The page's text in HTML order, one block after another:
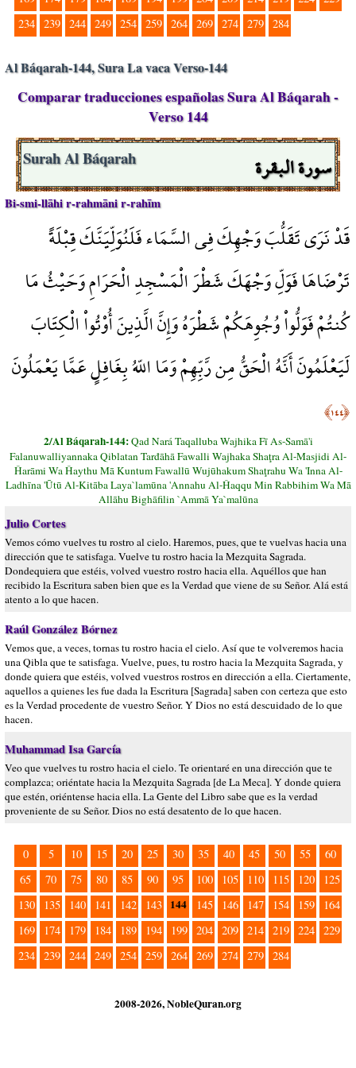
234 239 244 249 254 259 264 269 274 279 284
Al Báqarah-144, Sura La vaca Verso-144
Comparar traducciones españolas Sura Al Báqarah -
Verso 144
سورة البقرة Surah Al Báqarah
Bi-smi-llāhi r-rahmāni r-rahīm
قَدْ نَرَى تَقَلُّبَ وَجْهِكَ فِي السَّمَاء فَلَنُوَلِّيَنَّكَ قِبْلَةً
تَرْضَاهَا فَوَلِّ وَجْهَكَ شَطْرَ الْمَسْجِدِ الْحَرَامِ وَحَيْثُ مَا
كُنتُمْ فَوَلُّواْ وُجُوِهَكُمْ شَطْرَهُ وَإِنَّ الَّذِينَ أُوْتُواْ الْكِتَابَ
لَيَعْلَمُونَ أَنَّهُ الْحَقُّ مِن رَّبِّهِمْ وَمَا اللّهُ بِغَافِلٍ عَمَّا يَعْمَلُونَ
﴿١٤٤﴾
2/Al Báqarah-144:Qad Nará Taqalluba Wajhika Fī As-Samā'i
Falanuwalliyannaka Qiblatan Tarđāhā Fawalli Wajhaka Shaţra Al-Masjidi Al-
Ĥarāmi Wa Ĥaythu Mā Kuntum Fawallū Wujūhakum Shaţrahu Wa 'Inna Al-
Ladhīna 'Ūtū Al-Kitāba Laya`lamūna 'Annahu Al-Ĥaqqu Min Rabbihim Wa Mā
Allāhu Bighāfilin `Ammā Ya`malūna
Julio Cortes
Vemos cómo vuelves tu rostro al cielo. Haremos, pues, que te vuelvas hacia una
dirección que te satisfaga. Vuelve tu rostro hacia la Mezquita Sagrada.
Dondequiera que estéis, volved vuestro rostro hacia ella. Aquéllos que han
recibido la Escritura saben bien que es la Verdad que viene de su Señor. Alá está
atento a lo que hacen.
Raúl González Bórnez
Vemos que, a veces, tornas tu rostro hacia el cielo. Así que te volveremos hacia
una Qibla que te satisfaga. Vuelve, pues, tu rostro hacia la Mezquita Sagrada, y
donde quiera que estéis, volved vuestros rostros en dirección a ella. Ciertamente,
aquellos a quienes les fue dada la Escritura [Sagrada] saben con certeza que esto
es la Verdad procedente de vuestro Señor. Y Dios no está descuidado de lo que
hacen.
Muhammad Isa García
Veo que vuelves tu rostro hacia el cielo. Te orientaré en una dirección que te
complazca; oriéntate hacia la Mezquita Sagrada [de La Meca]. Y donde quiera
que estén, oriéntense hacia ella. La Gente del Libro sabe que es la verdad
proveniente de su Señor. Dios no está desatento de lo que hacen.
0 5 10 15 20 25 30 35 40 45 50 55
60
65
70 75 80 85 90 95 100 105 110 115 120
125
130
135 140 141 142 143 144 145 146 147 154 159
164
169
174 179 184 189 194 199 204 209 214 219 224 229
234 239 244 249 254 259 264 269 274 279 284
2008-2026, NobleQuran.org